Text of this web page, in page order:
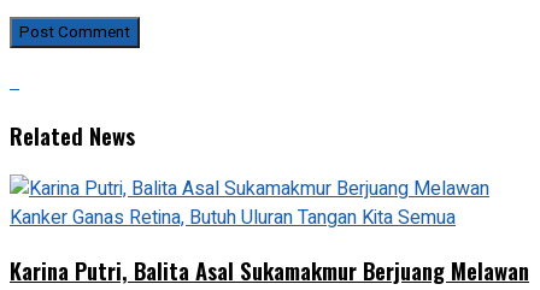
Related News
Karina Putri, Balita Asal Sukamakmur Berjuang Melawan